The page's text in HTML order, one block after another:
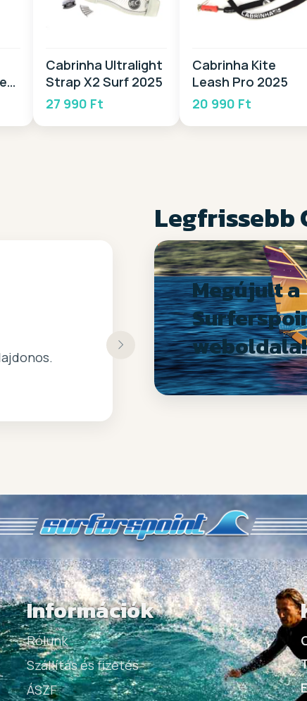
Cabrinha Ultralight
Strap X2 Surf 2025
27 990 Ft
Cabrinha Kite
Leash Pro 2025
20 990 Ft
bolt :)
Legfrissebb
Megújult a
weboldala!
Információk
Rólunk
Szállítás és fizetés
ÁSZF